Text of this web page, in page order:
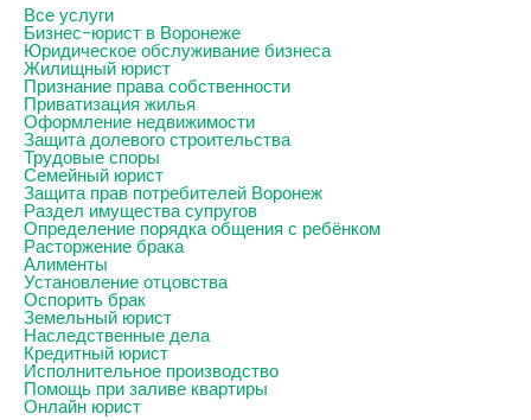
Все услуги
Бизнес-юрист в Воронеже
Юридическое обслуживание бизнеса
Жилищный юрист
Признание права собственности
Приватизация жилья
Оформление недвижимости
Защита долевого строительства
Трудовые споры
Семейный юрист
Защита прав потребителей Воронеж
Раздел имущества супругов
Определение порядка общения с ребёнком
Расторжение брака
Алименты
Установление отцовства
Оспорить брак
Земельный юрист
Наследственные дела
Кредитный юрист
Исполнительное производство
Помощь при заливе квартиры
Онлайн юрист